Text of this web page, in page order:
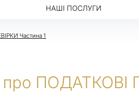
НАШІ ПОСЛУГИ
Частина 1
ПОДАТКОВІ